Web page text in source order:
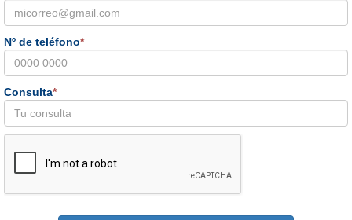
Nº de teléfono*
Consulta*